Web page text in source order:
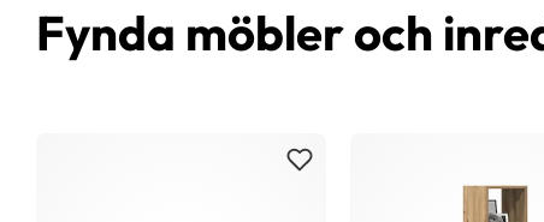
Fynda möbler och